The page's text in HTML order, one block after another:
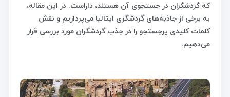
که گردشگران در جستجوی آن هستند، داراست. در این مقاله،
به برخی از جاذبه‌های گردشگری ایتالیا می‌پردازیم و نقش
کلمات کلیدی پرجستجو را در جذب گردشگران مورد بررسی قرار
می‌دهیم.